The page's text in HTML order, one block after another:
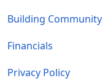
Building Community
Financials
Privacy Policy